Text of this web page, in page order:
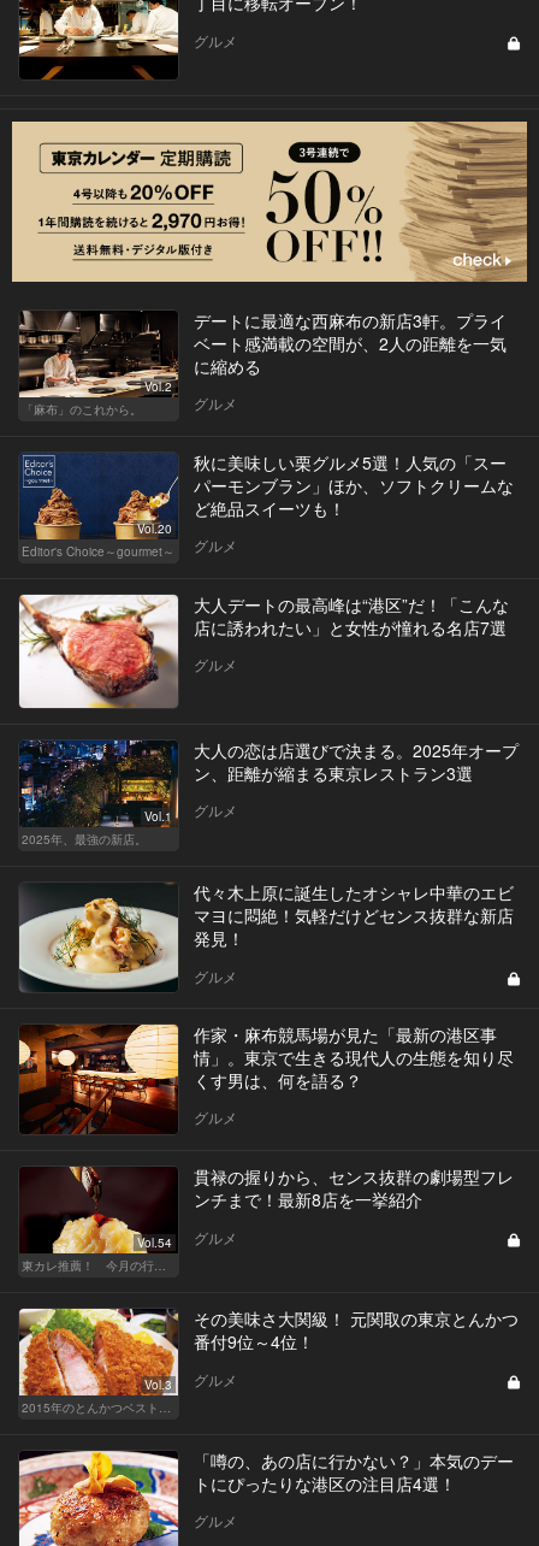
グルメ
Vol.2
「麻布」のこれから。
デートに最適な西麻布の新店3軒。プライ
ベート感満載の空間が、2人の距離を一気
に縮める
グルメ
Vol.20
Editor's Choice～gourmet～
秋に美味しい栗グルメ5選！人気の「スー
パーモンブラン」ほか、ソフトクリームな
ど絶品スイーツも！
グルメ
大人デートの最高峰は“港区”だ！「こんな
店に誘われたい」と女性が憧れる名店7選
グルメ
Vol.1
2025年、最強の新店。
大人の恋は店選びで決まる。2025年オープ
ン、距離が縮まる東京レストラン3選
グルメ
代々木上原に誕生したオシャレ中華のエビ
マヨに悶絶！気軽だけどセンス抜群な新店
発見！
グルメ
作家・麻布競馬場が見た「最新の港区事
情」。東京で生きる現代人の生態を知り尽
くす男は、何を語る？
グルメ
Vol.54
貫禄の握りから、センス抜群の劇場型フレ
ンチまで！最新8店を一挙紹介
グルメ
Vol.3
その美味さ大関級！ 元関取の東京とんかつ
番付9位～4位！
グルメ
「噂の、あの店に行かない？」本気のデー
トにぴったりな港区の注目店4選！
グルメ